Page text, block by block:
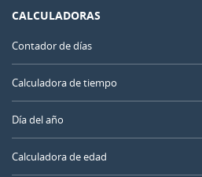
CALCULADORAS
Contador de días
Calculadora de tiempo
Día del año
Calculadora de edad